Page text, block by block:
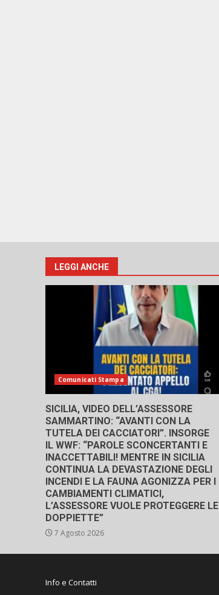
LEGGI ANCHE
Comunicati Stampa
SICILIA, VIDEO DELL’ASSESSORE
SAMMARTINO: “AVANTI CON LA
TUTELA DEI CACCIATORI”. INSORGE
IL WWF: “PAROLE SCONCERTANTI E
INACCETTABILI! MENTRE IN SICILIA
CONTINUA LA DEVASTAZIONE DEGLI
INCENDI E LA FAUNA AGONIZZA PER I
CAMBIAMENTI CLIMATICI,
L’ASSESSORE VUOLE PROTEGGERE LE
DOPPIETTE”
7 Agosto 2026
Info e Contatti